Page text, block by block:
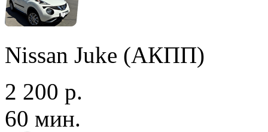
Nissan Juke (АКПП)
2 200 р.
60 мин.